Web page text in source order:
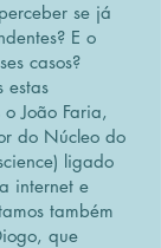
se já
E o
casos?
estas
João Faria,
do Núcleo do
ligado
internet e
também
que